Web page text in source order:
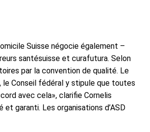
Suisse négocie également –
santésuisse et curafutura. Selon
par la convention de qualité. Le
le Conseil fédéral y stipule que toutes
avec cela», clarifie Cornelis
garanti. Les organisations d’ASD